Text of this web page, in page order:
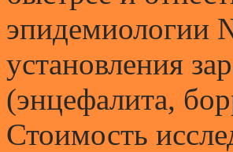
эпидемиологии
установления
(энцефалита,
Стоимость